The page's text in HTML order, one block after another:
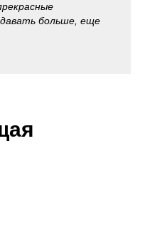
больше, еще